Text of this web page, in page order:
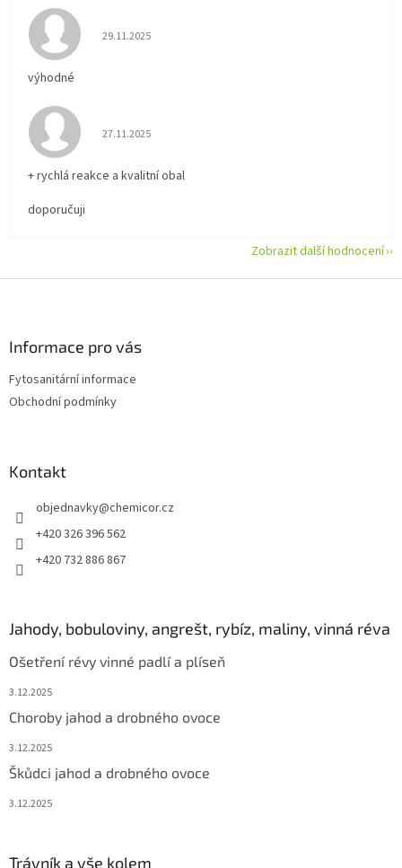
Hodnocení obchodu je 5 z 5 hvězdiček.
29.11.2025
výhodné
Hodnocení obchodu je 5 z 5 hvězdiček.
27.11.2025
+ rychlá reakce a kvalitní obal
doporučuji
Zobrazit další hodnocení
Informace pro vás
Fytosanitární informace
Obchodní podmínky
Kontakt
objednavky@chemicor.cz
+420 326 396 562
+420 732 886 867
Jahody, bobuloviny, angrešt, rybíz, maliny, vinná réva
Ošetření révy vinné padlí a plíseň
3.12.2025
Choroby jahod a drobného ovoce
3.12.2025
Škůdci jahod a drobného ovoce
3.12.2025
Trávník a vše kolem